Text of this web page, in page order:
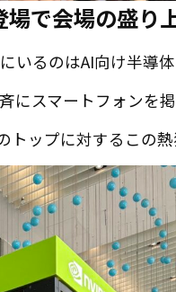
で会場の盛り
いるのはAI向け半導
にスマートフォンを
ップに対するこの